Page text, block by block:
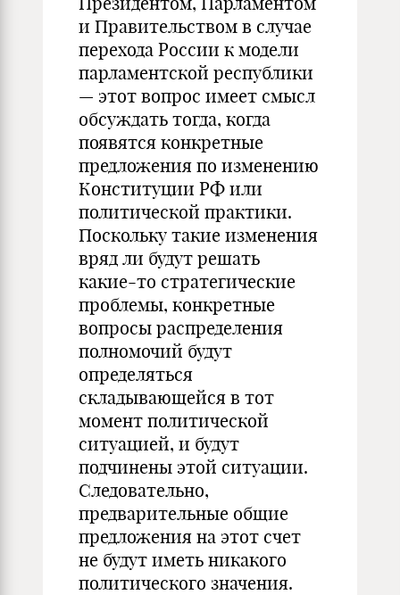
и Правительством в случае
перехода России к модели
парламентской республики
— этот вопрос имеет смысл
обсуждать тогда, когда
появятся конкретные
предложения по изменению
Конституции РФ или
политической практики.
Поскольку такие изменения
вряд ли будут решать
какие-то стратегические
проблемы, конкретные
вопросы распределения
полномочий будут
определяться
складывающейся в тот
момент политической
ситуацией, и будут
подчинены этой ситуации.
Следовательно,
предварительные общие
предложения на этот счет
не будут иметь никакого
политического значения.